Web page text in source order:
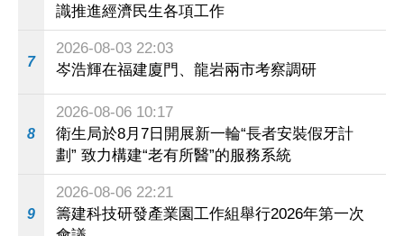
識推進經濟民生各項工作
7
2026-08-03 22:03
岑浩輝在福建廈門、龍岩兩市考察調研
8
2026-08-06 10:17
衛生局於8月7日開展新一輪“長者安裝假牙計
劃” 致力構建“老有所醫”的服務系統
9
2026-08-06 22:21
籌建科技研發產業園工作組舉行2026年第一次